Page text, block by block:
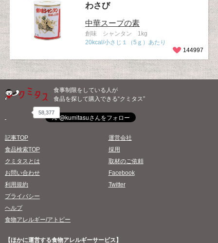
わさび
中華スープの素
創味 シャンタン 1kg
20kcal/小さじ１（5ｇ）あたり
144997
食事制限をしている人が
食品を探して購入できる“クミタス”
58,377
記事TOP
食品検索TOP
クミタスとは
お問い合わせ
利用規約
プライバシー
ヘルプ
食物アレルギー/アトピー
運営会社
採用
取材のご依頼
Facebook
Twitter
【ほかに運営する食物アレルギーサービス】